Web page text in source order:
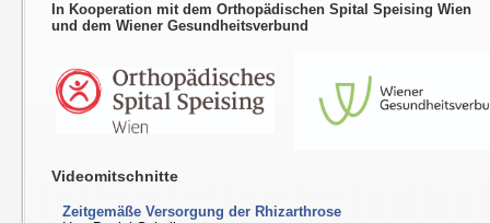
In Kooperation mit dem Orthopädischen Spital Speising Wien
und dem Wiener Gesundheitsverbund
Videomitschnitte
Zeitgemäße Versorgung der Rhizarthrose